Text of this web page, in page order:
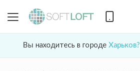
Вы находитесь в городе Харьков?